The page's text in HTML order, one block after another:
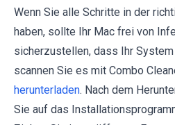
Wenn Sie alle Schritte in der
haben, sollte Ihr Mac frei von
sicherzustellen, dass Ihr
scannen Sie es mit Combo
herunterladen. Nach dem
Sie auf das